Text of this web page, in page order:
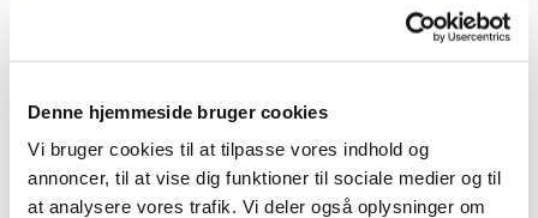
Denne hjemmeside bruger cookies
Vi bruger cookies til at tilpasse vores indhold og
annoncer, til at vise dig funktioner til sociale medier og til
at analysere vores trafik. Vi deler også oplysninger om
Rødkærsbro Skole 5 km - Bjerring Friskole 5 km.
Afstand til Vindum Skov er 1 km. Afstand til Tange Sø
er ca. 3,5 km.